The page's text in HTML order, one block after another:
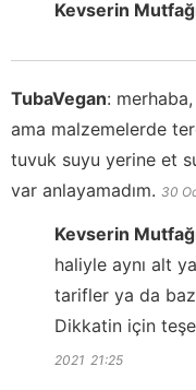
Kevserin
TubaVegan:
ama malzemelerde
tuvuk suyu yerine et
var anlayamadım. 30
Kevserin
haliyle aynı alt
tarifler ya da
Dikkatin için
2021 21:25